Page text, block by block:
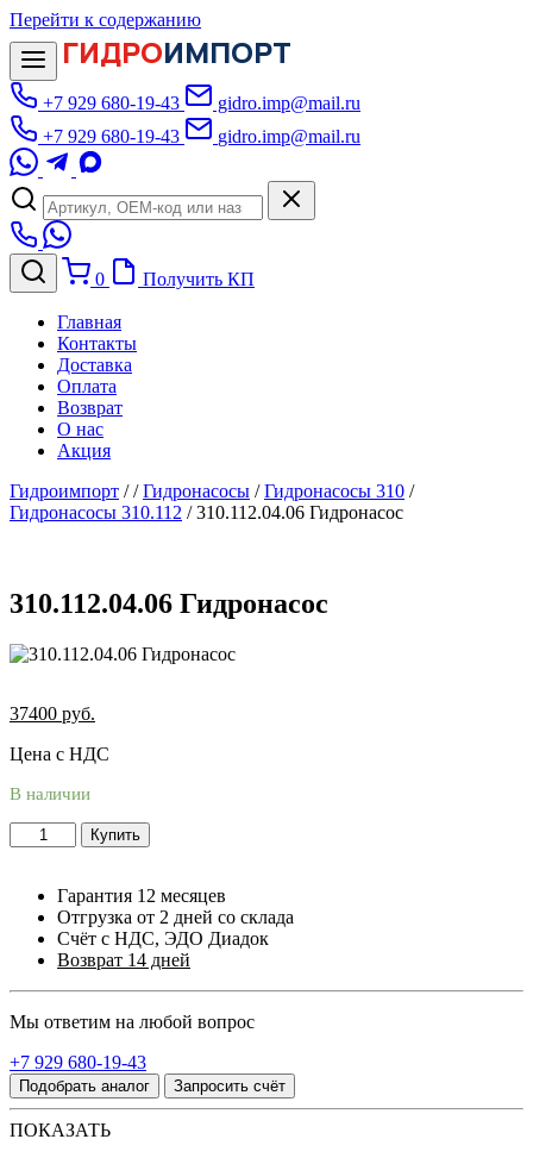
Перейти к содержанию
ГИДРОИМПОРТ
+7 929 680-19-43
gidro.imp@mail.ru
+7 929 680-19-43
gidro.imp@mail.ru
0 Получить КП
Главная
Контакты
Доставка
Оплата
Возврат
О нас
Акция
Гидроимпорт //Гидронасосы /Гидронасосы 310 /
Гидронасосы 310.112 /310.112.04.06 Гидронасос
310.112.04.06 Гидронасос
37400 руб.
Цена с НДС
В наличии
Купить
Гарантия 12 месяцев
Отгрузка от 2 дней со склада
Счёт с НДС, ЭДО Диадок
Возврат 14 дней
Мы ответим на любой вопрос
+7 929 680-19-43
Подобрать аналог Запросить счёт
ПОКАЗАТЬ